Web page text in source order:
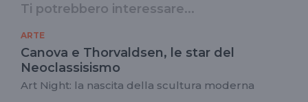
Ti potrebbero interessare...
ARTE
Canova e Thorvaldsen, le star del
Neoclassisismo
Art Night: la nascita della scultura moderna